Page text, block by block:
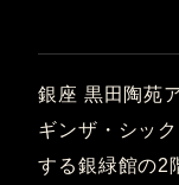
銀座 黒田陶苑
ギンザ・シッ
する銀緑館の2